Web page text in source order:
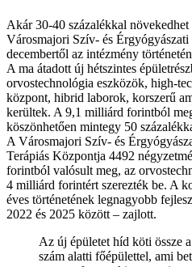
Akár 30-40 százalékkal
Városmajori Szív- és
decembertől az intézmény
A ma átadott új hétszintes
orvostechnológia eszközök, high-
központ, hibrid laborok, korszerű
kerültek. A 9,1 milliárd forintból
köszönhetően mintegy 50
A Városmajori Szív- és
Terápiás Központja 4492
forintból valósult meg, az
4 milliárd forintért szerezték be. A
éves történetének legnagyobb
2022 és 2025 között – zajlott.
Az új épületet híd köti össze
szám alatti főépülettel, ami